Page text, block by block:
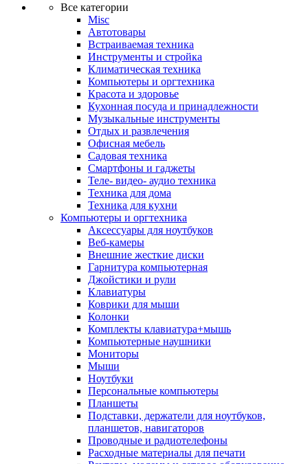
Все категории
Misc
Автотовары
Встраиваемая техника
Инструменты и стройка
Климатическая техника
Компьютеры и оргтехника
Красота и здоровье
Кухонная посуда и принадлежности
Музыкальные инструменты
Отдых и развлечения
Офисная мебель
Садовая техника
Смартфоны и гаджеты
Теле- видео- аудио техника
Техника для дома
Техника для кухни
Компьютеры и оргтехника
Аксессуары для ноутбуков
Веб-камеры
Внешние жесткие диски
Гарнитура компьютерная
Джойстики и рули
Клавиатуры
Коврики для мыши
Колонки
Комплекты клавиатура+мышь
Компьютерные наушники
Мониторы
Мыши
Ноутбуки
Персональные компьютеры
Планшеты
Подставки, держатели для ноутбуков,
планшетов, навигаторов
Проводные и радиотелефоны
Расходные материалы для печати